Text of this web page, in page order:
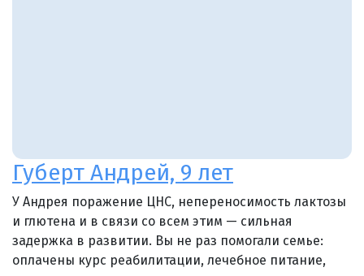
Губерт Андрей, 9 лет
У Андрея поражение ЦНС, непереносимость лактозы
и глютена и в связи со всем этим — сильная
задержка в развитии. Вы не раз помогали семье:
оплачены курс реабилитации, лечебное питание,